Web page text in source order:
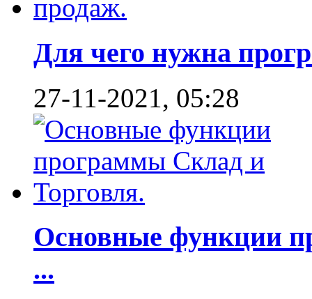
Для чего нужна
27-11-2021, 05:28
Основные функции
...